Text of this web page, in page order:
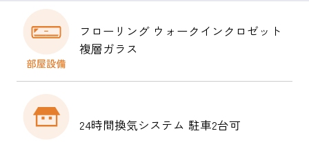
フローリング ウォークインクロゼット
複層ガラス
24時間換気システム 駐車2台可